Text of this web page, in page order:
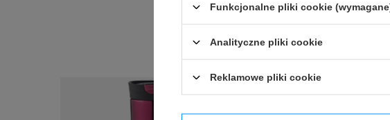
Najniższa cena produktu w
Funkcjonalne pliki cookie
Analityczne pliki cookie
Reklamowe pliki cookie